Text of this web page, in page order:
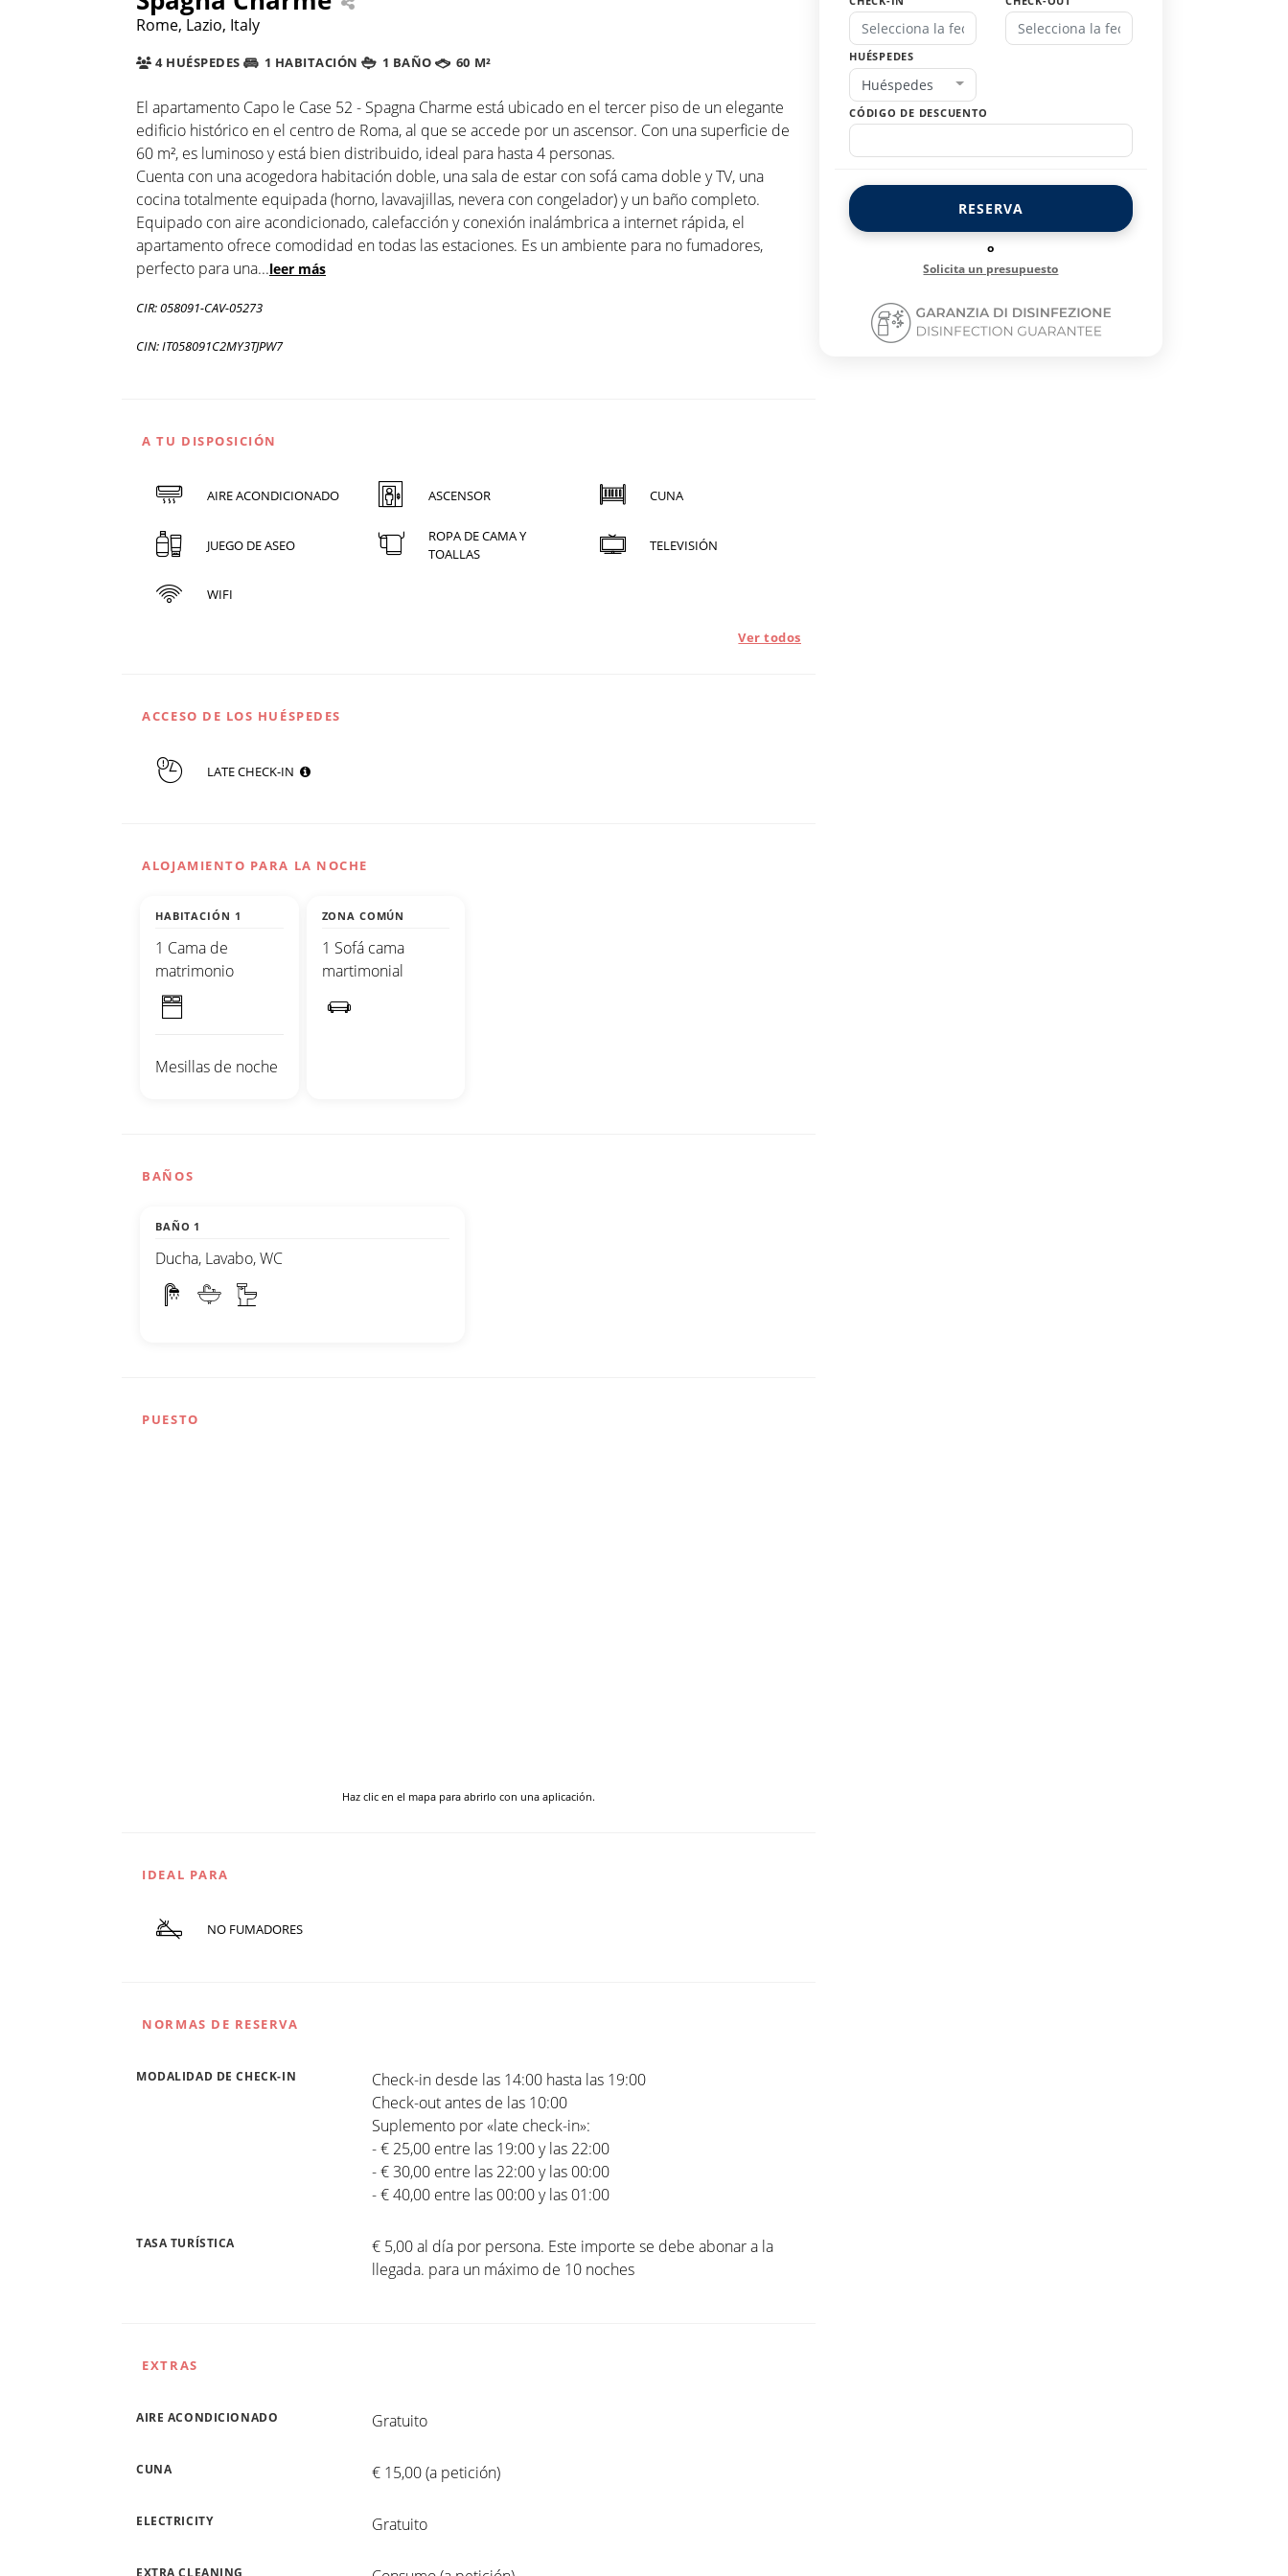
Rome, Lazio, Italy
4 HUÉSPEDES 1 HABITACIÓN 1 BAÑO 60 M²
El apartamento Capo le Case 52 - Spagna Charme está ubicado en el tercer piso de un elegante
edificio histórico en el centro de Roma, al que se accede por un ascensor. Con una superficie de
60 m², es luminoso y está bien distribuido, ideal para hasta 4 personas.
Cuenta con una acogedora habitación doble, una sala de estar con sofá cama doble y TV, una
cocina totalmente equipada (horno, lavavajillas, nevera con congelador) y un baño completo.
Equipado con aire acondicionado, calefacción y conexión inalámbrica a internet rápida, el
apartamento ofrece comodidad en todas las estaciones. Es un ambiente para no fumadores,
perfecto para una...leer más
CIR: 058091-CAV-05273
CIN: IT058091C2MY3TJPW7
A TU DISPOSICIÓN
AIRE ACONDICIONADO ASCENSOR CUNA
JUEGO DE ASEO
ROPA DE CAMA Y
TOALLAS
TELEVISIÓN
WIFI
Ver todos
ACCESO DE LOS HUÉSPEDES
LATE CHECK-IN
ALOJAMIENTO PARA LA NOCHE
HABITACIÓN 1
1 Cama de
matrimonio
Mesillas de noche
ZONA COMÚN
1 Sofá cama
martimonial
BAÑOS
BAÑO 1
Ducha, Lavabo, WC
PUESTO
Haz clic en el mapa para abrirlo con una aplicación.
IDEAL PARA
NO FUMADORES
NORMAS DE RESERVA
MODALIDAD DE CHECK-IN
Check-in desde las 14:00 hasta las 19:00
Check-out antes de las 10:00
Suplemento por «late check-in»:
- € 25,00 entre las 19:00 y las 22:00
- € 30,00 entre las 22:00 y las 00:00
- € 40,00 entre las 00:00 y las 01:00
TASA TURÍSTICA
€ 5,00 al día por persona. Este importe se debe abonar a la
llegada. para un máximo de 10 noches
EXTRAS
AIRE ACONDICIONADO Gratuito
CUNA € 15,00 (a petición)
ELECTRICITY Gratuito
EXTRA CLEANING
HUÉSPEDES
Huéspedes
CÓDIGO DE DESCUENTO
RESERVA
o
Solicita un presupuesto